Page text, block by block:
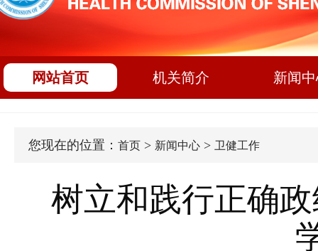
网站首页 机关简介 新闻
您现在的位置： 首页 > 新闻中心 > 卫健工作
树立和践行正确